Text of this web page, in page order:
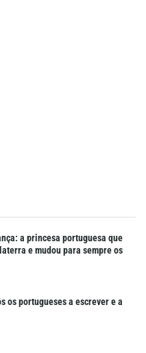
a princesa portuguesa que
e mudou para sempre os
os portugueses a escrever e a